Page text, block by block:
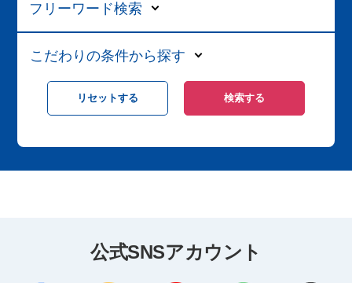
フリーワード検索
こだわりの条件から探す
公式SNSアカウント